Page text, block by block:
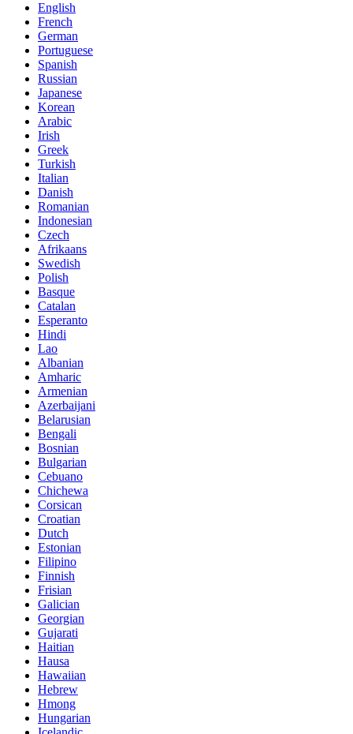
English
French
German
Portuguese
Spanish
Russian
Japanese
Korean
Arabic
Irish
Greek
Turkish
Italian
Danish
Romanian
Indonesian
Czech
Afrikaans
Swedish
Polish
Basque
Catalan
Esperanto
Hindi
Lao
Albanian
Amharic
Armenian
Azerbaijani
Belarusian
Bengali
Bosnian
Bulgarian
Cebuano
Chichewa
Corsican
Croatian
Dutch
Estonian
Filipino
Finnish
Frisian
Galician
Georgian
Gujarati
Haitian
Hausa
Hawaiian
Hebrew
Hmong
Hungarian